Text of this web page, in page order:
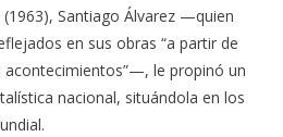
(1963), Santiago Álvarez —quien
en sus obras “a partir de
le propinó un
nacional, situándola en los